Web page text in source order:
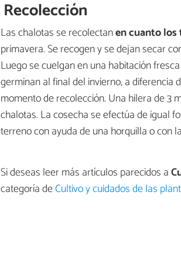
Recolección
Las chalotas se recolectanen cuanto
primavera. Se recogen y se dejan secar
Luego se cuelgan en una habitación
germinan al final del invierno, a diferencia
momento de recolección. Una hilera de 3
chalotas. La cosecha se efectúa de igual
terreno con ayuda de una horquilla o con
Si deseas leer más artículos parecidos a
categoría deCultivo y cuidados de las